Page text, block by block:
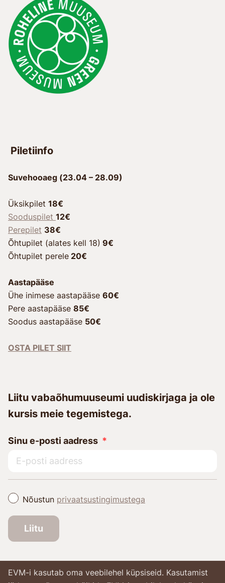
Piletiinfo
Suvehooaeg (23.04 – 28.09)
Üksikpilet 18€
Sooduspilet 12€
Perepilet 38€
Õhtupilet (alates kell 18) 9€
Õhtupilet perele 20€
Aastapääse
Ühe inimese aastapääse 60€
Pere aastapääse 85€
Soodus aastapääse 50€
OSTA PILET SIIT
Liitu vabaõhumuuseumi uudiskirjaga ja ole
kursis meie tegemistega.
Sinu e-posti aadress
Nõustun privaatsustingimustega
Liitu
EVM-i kasutab oma veebilehel küpsiseid. Kasutamist